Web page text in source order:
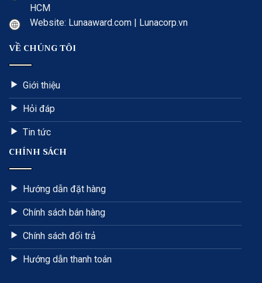
HCM
Website: Lunaaward.com | Lunacorp.vn
VỀ CHÚNG TÔI
Giới thiệu
Hỏi đáp
Tin tức
CHÍNH SÁCH
Hướng dẫn đặt hàng
Chính sách bán hàng
Chính sách đổi trả
Hướng dẫn thanh toán